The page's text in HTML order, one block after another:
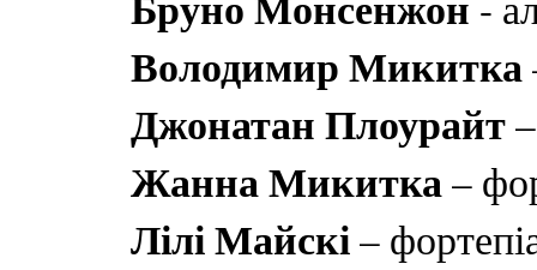
Володимир Микитка
Джонатан Плоурайт
Жанна Микитка–
Лілі Майскі–